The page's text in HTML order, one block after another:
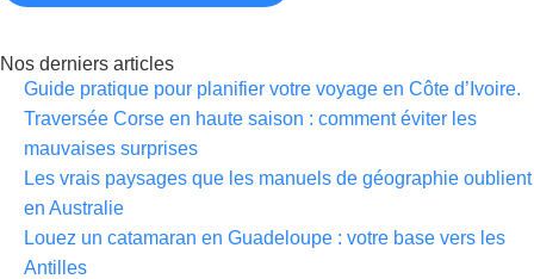
Nos derniers articles
Guide pratique pour planifier votre voyage en Côte d’Ivoire.
Traversée Corse en haute saison : comment éviter les
mauvaises surprises
Les vrais paysages que les manuels de géographie oublient
en Australie
Louez un catamaran en Guadeloupe : votre base vers les
Antilles